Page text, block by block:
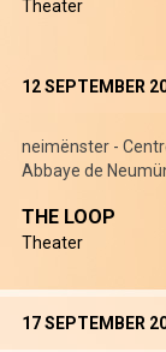
Theater
12 SEPTEMBER
neimënster -
Abbaye de
THE LOOP
Theater
17 SEPTEMBER